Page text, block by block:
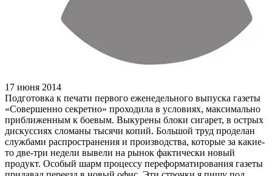
17 июня 2014
Подготовка к печати первого еженедельного выпуска газеты
«Совершенно секретно» проходила в условиях, максимально
приближенным к боевым. Выкурены блоки сигарет, в острых
дискуссиях сломаны тысячи копий. Большой труд проделан
службами распространения и производства, которые за какие-
то две-три недели вывели на рынок фактически новый
продукт. Особый шарм процессу переформатирования газеты